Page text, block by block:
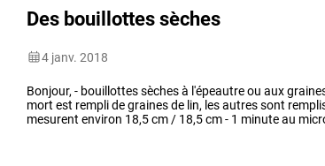
Des bouillottes sèches
4 janv. 2018
Bonjour, - bouillottessèchesà l'épeautreou aux
mort est remplidegrainesde lin, lesautressont
mesurent environ 18,5cm / 18,5cm- 1 minuteau